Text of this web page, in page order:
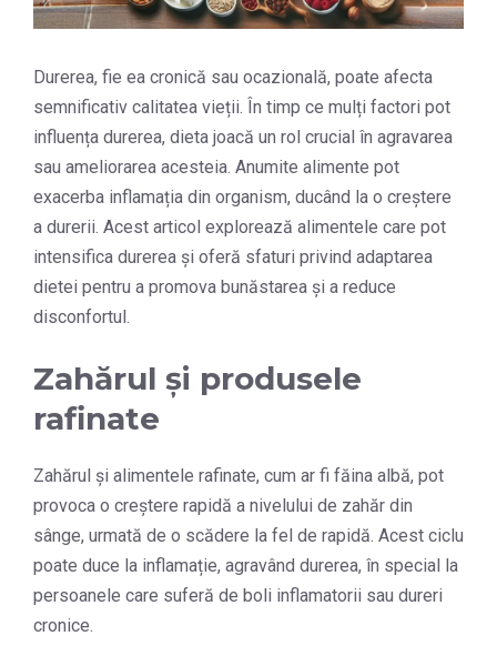
Durerea, fie ea cronică sau ocazională, poate afecta
semnificativ calitatea vieții. În timp ce mulți factori pot
influența durerea, dieta joacă un rol crucial în agravarea
sau ameliorarea acesteia. Anumite alimente pot
exacerba inflamația din organism, ducând la o creștere
a durerii. Acest articol explorează alimentele care pot
intensifica durerea și oferă sfaturi privind adaptarea
dietei pentru a promova bunăstarea și a reduce
disconfortul.
Zahărul și produsele
rafinate
Zahărul și alimentele rafinate, cum ar fi făina albă, pot
provoca o creștere rapidă a nivelului de zahăr din
sânge, urmată de o scădere la fel de rapidă. Acest ciclu
poate duce la inflamație, agravând durerea, în special la
persoanele care suferă de boli inflamatorii sau dureri
cronice.